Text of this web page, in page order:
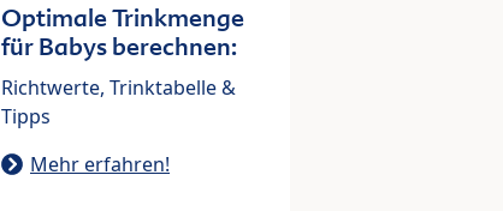
Optimale Trinkmenge
für Babys berechnen:
Richtwerte, Trinktabelle &
Tipps
Mehr erfahren!